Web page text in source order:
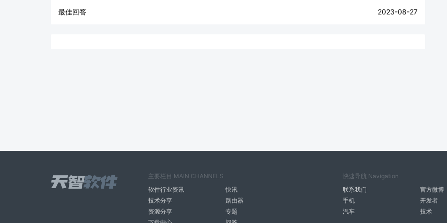
最佳回答 2023-08-27
主要栏目 MAIN CHANNELS
软件行业资讯
快讯
技术分享
路由器
资源分享
专题
快速导航 Navigation
联系我们
官方微博
手机
开发者
汽车
技术